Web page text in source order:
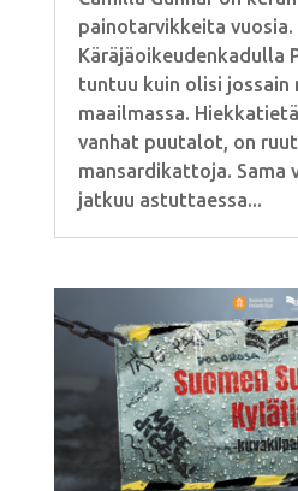
painotarvikkeita vuosia.
Käräjäoikeudenkadulla
tuntuu kuin olisi jossain
maailmassa.
vanhat puutalot, on
mansardikattoja. Sama
jatkuu astuttaessa...